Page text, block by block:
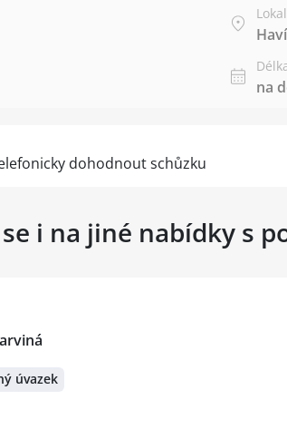
na
dohodnout schůzku
i na jiné nabídky s
úvazek